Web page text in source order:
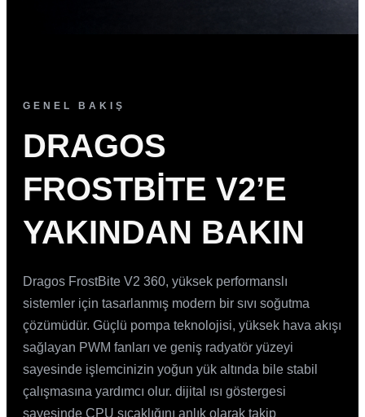
GENEL BAKIŞ
DRAGOS
FROSTBITE V2’E
YAKINDAN BAKIN
Dragos FrostBite V2 360, yüksek performanslı
sistemler için tasarlanmış modern bir sıvı soğutma
çözümüdür. Güçlü pompa teknolojisi, yüksek hava akışı
sağlayan PWM fanları ve geniş radyatör yüzeyi
sayesinde işlemcinizin yoğun yük altında bile stabil
çalışmasına yardımcı olur. dijital ısı göstergesi
sayesinde CPU sıcaklığını anlık olarak takip